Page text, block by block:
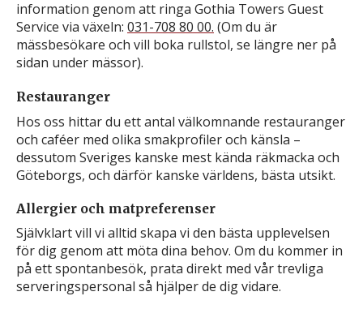
information genom att ringa Gothia Towers Guest
Service via växeln: 031-708 80 00. (Om du är
mässbesökare och vill boka rullstol, se längre ner på
sidan under mässor).
Restauranger
Hos oss hittar du ett antal välkomnande restauranger
och caféer med olika smakprofiler och känsla –
dessutom Sveriges kanske mest kända räkmacka och
Göteborgs, och därför kanske världens, bästa utsikt.
Allergier och matpreferenser
Självklart vill vi alltid skapa vi den bästa upplevelsen
för dig genom att möta dina behov. Om du kommer in
på ett spontanbesök, prata direkt med vår trevliga
serveringspersonal så hjälper de dig vidare.